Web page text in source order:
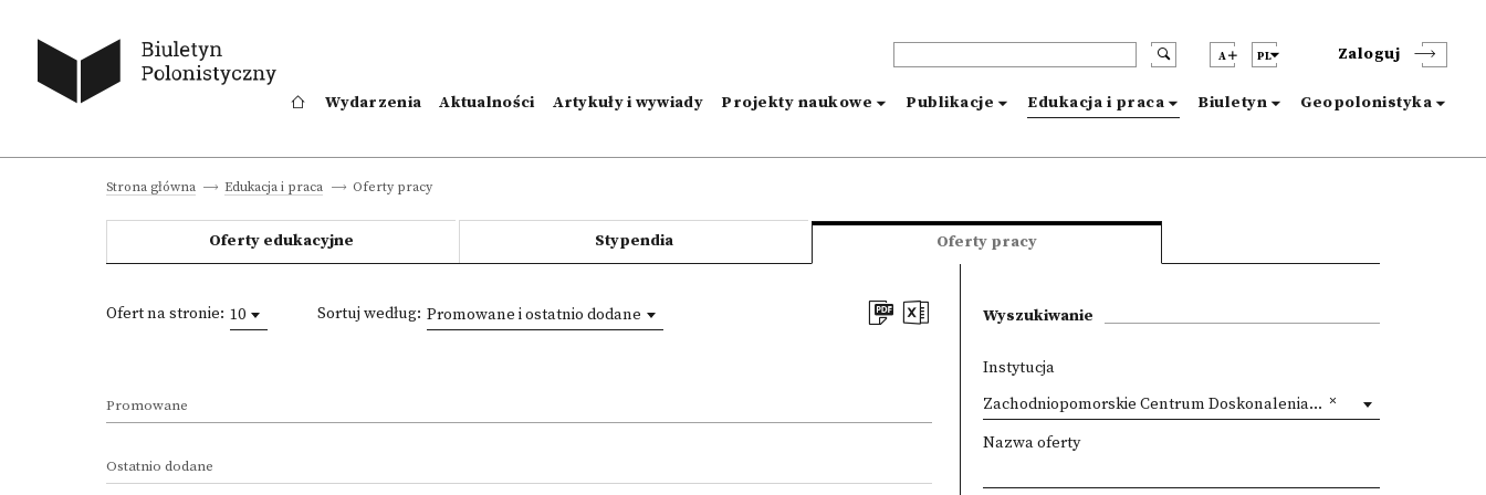
A PL Zaloguj
Wydarzenia Aktualności Artykuły i wywiady Projekty naukowe Publikacje Edukacja i praca Biuletyn Geopolonistyka
Strona główna Edukacja i praca Oferty pracy
Oferty edukacyjne Stypendia Oferty pracy
Ofert na stronie: 10 Sortuj według: Promowane i ostatnio dodane
Promowane
Ostatnio dodane
Wyszukiwanie
Instytucja
Zachodniopomorskie Centrum Doskonalenia Nauczycieli
Nazwa oferty